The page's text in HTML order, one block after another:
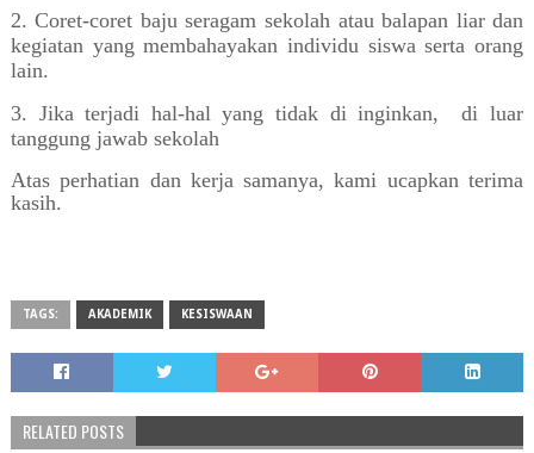
2. Coret-coret baju seragam sekolah atau balapan liar dan
kegiatan yang membahayakan individu siswa serta orang
lain.
3. Jika terjadi hal-hal yang tidak di inginkan, di luar
tanggung jawab sekolah
Atas perhatian dan kerja samanya, kami ucapkan terima
kasih.
TAGS: AKADEMIK KESISWAAN
RELATED POSTS